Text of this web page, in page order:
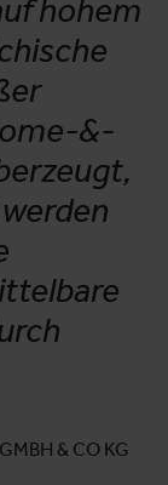
hohem
&-
& CO KG